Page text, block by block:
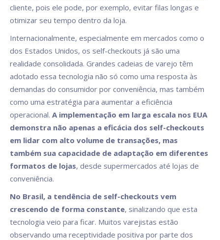
cliente, pois ele pode, por exemplo, evitar filas longas e
otimizar seu tempo dentro da loja.
Internacionalmente, especialmente em mercados como o
dos Estados Unidos, os self-checkouts já são uma
realidade consolidada. Grandes cadeias de varejo têm
adotado essa tecnologia não só como uma resposta às
demandas do consumidor por conveniência, mas também
como uma estratégia para aumentar a eficiência
operacional. A implementação em larga escala nos EUA
demonstra não apenas a eficácia dos self-checkouts
em lidar com alto volume de transações, mas
também sua capacidade de adaptação em diferentes
formatos de lojas, desde supermercados até lojas de
conveniência.
No Brasil, a tendência de self-checkouts vem
crescendo de forma constante, sinalizando que esta
tecnologia veio para ficar. Muitos varejistas estão
observando uma receptividade positiva por parte dos